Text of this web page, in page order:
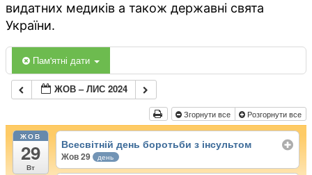
видатних медиків а також державні свята
України.
Пам'ятні дати
ЖОВ – ЛИС 2024
Згорнути все Розгорнути все
ЖОВ
29
Вт
Всесвітній день боротьби з інсультом
Жов 29 день